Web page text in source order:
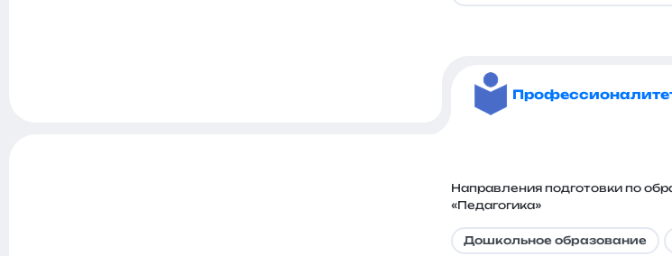
Направления подготовки по
«Педагогика»
Дошкольное образование